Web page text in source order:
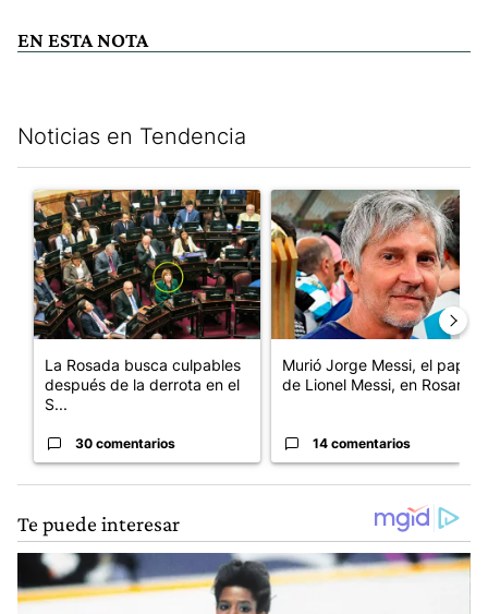
EN ESTA NOTA
Noticias en Tendencia
Un artículo de tendencia con el título "La Rosada busca
La Rosada busca culpables
después de la derrota en el
S...
30 comentarios
Un artículo de tendencia con
Murió Jorge Messi, el papá
de Lionel Messi, en Rosario
14 comentarios